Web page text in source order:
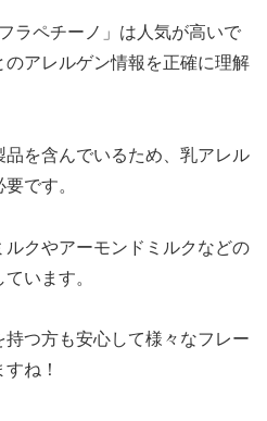
ラペチーノ」は人気が高いで
アレルゲン情報を正確に理解
を含んでいるため、乳アレル
です。
ルクやアーモンドミルクなどの
います。
つ方も安心して様々なフレー
ね！